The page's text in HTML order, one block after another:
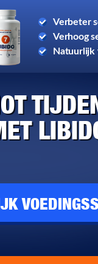
Verbeter
Verhoog
Natuurlijk